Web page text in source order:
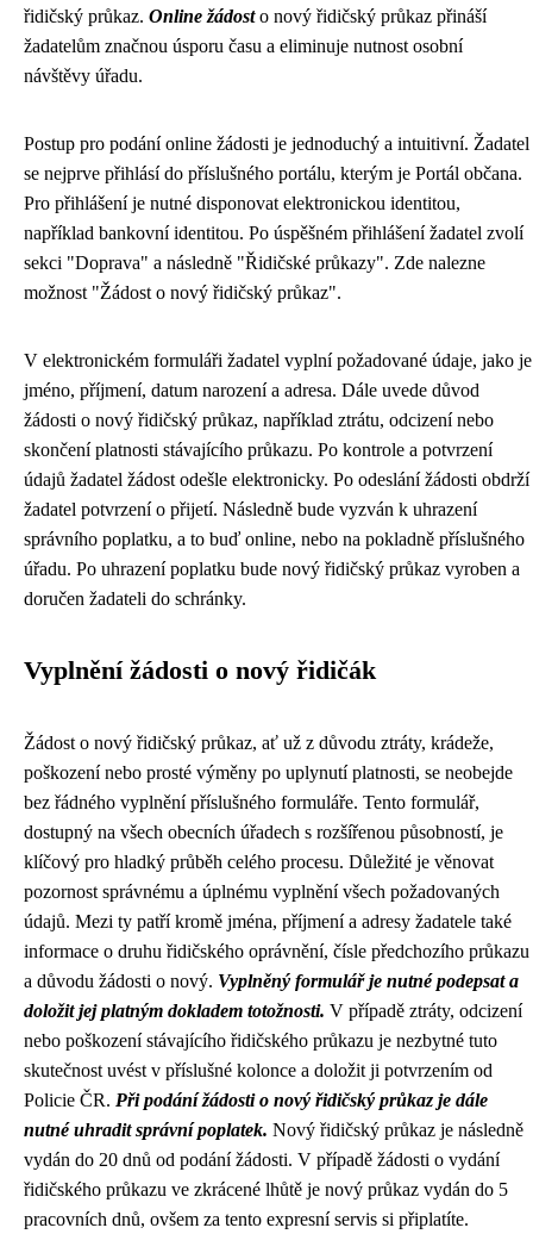
řidičský průkaz. Online žádosto nový řidičský průkaz přináší
žadatelům značnou úsporu času a eliminuje nutnost osobní
návštěvy úřadu.
Postup pro podání online žádosti je jednoduchý a intuitivní. Žadatel
se nejprve přihlásí do příslušného portálu, kterým je Portál občana.
Pro přihlášení je nutné disponovat elektronickou identitou,
například bankovní identitou. Po úspěšném přihlášení žadatel zvolí
sekci "Doprava" a následně "Řidičské průkazy". Zde nalezne
možnost "Žádost o nový řidičský průkaz".
V elektronickém formuláři žadatel vyplní požadované údaje, jako je
jméno, příjmení, datum narození a adresa. Dále uvede důvod
žádosti o nový řidičský průkaz, například ztrátu, odcizení nebo
skončení platnosti stávajícího průkazu. Po kontrole a potvrzení
údajů žadatel žádost odešle elektronicky. Po odeslání žádosti obdrží
žadatel potvrzení o přijetí. Následně bude vyzván k uhrazení
správního poplatku, a to buď online, nebo na pokladně příslušného
úřadu. Po uhrazení poplatku bude nový řidičský průkaz vyroben a
doručen žadateli do schránky.
Vyplnění žádosti o nový řidičák
Žádost o nový řidičský průkaz, ať už z důvodu ztráty, krádeže,
poškození nebo prosté výměny po uplynutí platnosti, se neobejde
bez řádného vyplnění příslušného formuláře. Tento formulář,
dostupný na všech obecních úřadech s rozšířenou působností, je
klíčový pro hladký průběh celého procesu. Důležité je věnovat
pozornost správnému a úplnému vyplnění všech požadovaných
údajů. Mezi ty patří kromě jména, příjmení a adresy žadatele také
informace o druhu řidičského oprávnění, čísle předchozího průkazu
a důvodu žádosti o nový. Vyplněný formulář je nutné podepsat a
doložit jej platným dokladem totožnosti. V případě ztráty, odcizení
nebo poškození stávajícího řidičského průkazu je nezbytné tuto
skutečnost uvést v příslušné kolonce a doložit ji potvrzením od
Policie ČR. Při podání žádosti o nový řidičský průkaz je dále
nutné uhradit správní poplatek. Nový řidičský průkaz je následně
vydán do 20 dnů od podání žádosti. V případě žádosti o vydání
řidičského průkazu ve zkrácené lhůtě je nový průkaz vydán do 5
pracovních dnů, ovšem za tento expresní servis si připlatíte.